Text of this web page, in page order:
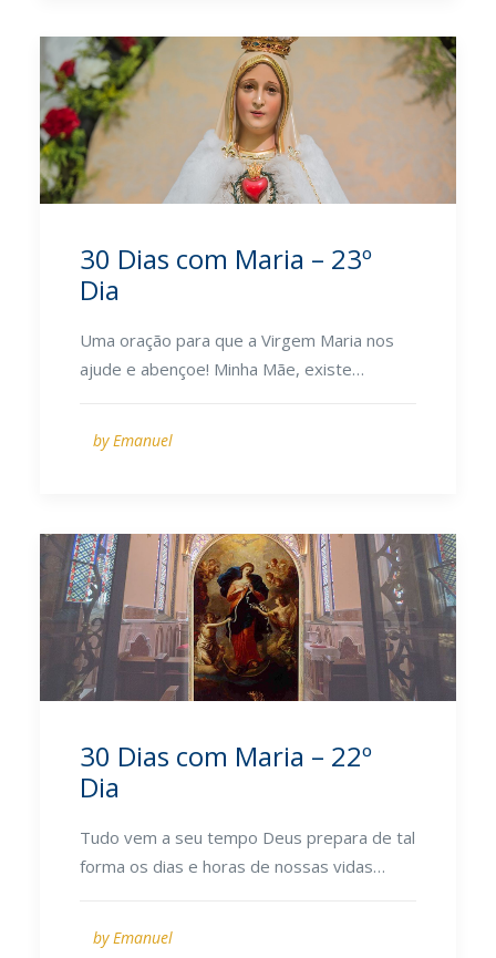
30 Dias com Maria – 23º
Dia
Uma oração para que a Virgem Maria nos
ajude e abençoe! Minha Mãe, existe…
by Emanuel
30 Dias com Maria – 22º
Dia
Tudo vem a seu tempo Deus prepara de tal
forma os dias e horas de nossas vidas…
by Emanuel